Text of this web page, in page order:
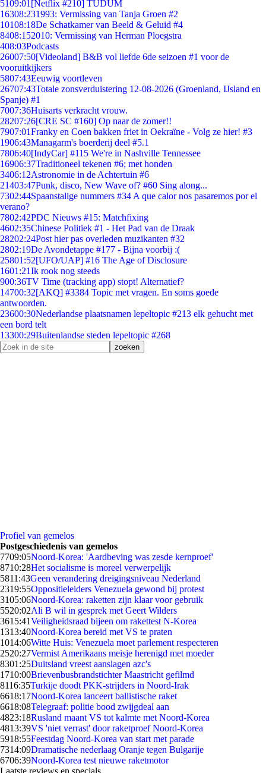
5109:01 [Netflix #210] TUDUM
16308:231993: Vermissing van Tanja Groen #2
10108:18De Schatkamer van Beeld & Geluid #4
8408:152010: Vermissing van Herman Ploegstra
408:03Podcasts
26007:50[Videoland] B&B vol liefde 6de seizoen #1 voor de
vooruitkijkers
5807:43Eeuwig voortleven
26707:43Totale zonsverduistering 12-08-2026 (Groenland, IJsland en
Spanje) #1
7007:36Huisarts verkracht vrouw.
28207:26[CRE SC #160] Op naar de zomer!!
7907:01Franky en Coen bakken friet in Oekraïne - Volg ze hier! #3
1906:43Managarm's boerderij deel #5.1
7806:40[IndyCar] #115 We're in Nashville Tennessee
16906:37Traditioneel tekenen #6; met honden
3406:12Astronomie in de Achtertuin #6
21403:47Punk, disco, New Wave of? #60 Sing along...
7302:44Spaanstalige nummers #34 A que calor nos pasaremos por el
verano?
7802:42PDC Nieuws #15: Matchfixing
4602:35Chinese Politiek #1 - Het Pad van de Draak
28202:24Post hier pas overleden muzikanten #32
2802:19De Avondetappe #177 - Bijna voorbij :(
25801:52[UFO/UAP] #16 The Age of Disclosure
1601:21Ik rook nog steeds
900:36TV Time (tracking app) stopt! Alternatief?
14700:32[AKQ] #3384 Topic met vragen. En soms goede
antwoorden.
23600:30Nederlandse plaatsnamen lepeltopic #213 elk gehucht met
een bord telt
13300:29Buitenlandse steden lepeltopic #268
Profiel van gemelos
Postgeschiedenis van gemelos
7709:05Noord-Korea: 'Aardbeving was zesde kernproef'
8710:28Het socialisme is moreel verwerpelijk
5811:43Geen verandering dreigingsniveau Nederland
2319:55Oppositieleiders Venezuela gewond bij protest
3105:06Noord-Korea: raketten zijn klaar voor gebruik
5520:02Ali B wil in gesprek met Geert Wilders
3615:41Veiligheidsraad bijeen om rakettest N-Korea
1313:40Noord-Korea bereid met VS te praten
1014:06Witte Huis: Venezuela moet parlement respecteren
2520:27Vermist Amerikaans meisje herenigd met moeder
8301:25Duitsland vreest aanslagen azc's
1710:00Brievenbusbrandstichter Maastricht gefilmd
8116:35Turkije doodt PKK-strijders in Noord-Irak
6618:17Noord-Korea lanceert ballistische raket
6618:08Telegraaf: politie bood zwijgdeal aan
4823:18Rusland maant VS tot kalmte met Noord-Korea
4813:39VS 'niet verrast' door raketproef Noord-Korea
5918:55Feestdag Noord-Korea van start met parade
7314:09Dramatische nederlaag Oranje tegen Bulgarije
6706:39Noord-Korea test nieuwe raketmotor
Laatste reviews en specials